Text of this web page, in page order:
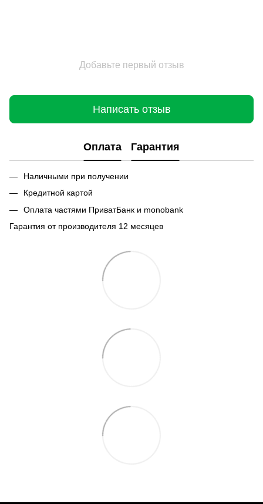
Добавьте первый отзыв
Написать отзыв
Оплата Гарантия
Наличными при получении
Кредитной картой
Оплата частями ПриватБанк и monobank
Гарантия от производителя 12 месяцев